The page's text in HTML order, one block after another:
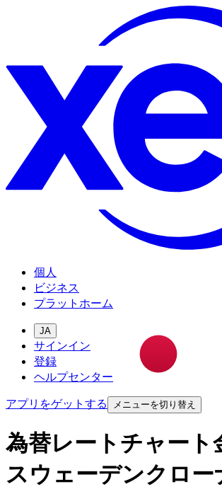
個人
ビジネス
プラットホーム
JA
サインイン
登録
ヘルプセンター
アプリをゲットする
メニューを切り替え
為替レートチャート
スウェーデンクロー